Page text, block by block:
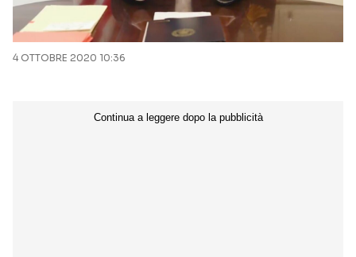
4 OTTOBRE 2020 10:36